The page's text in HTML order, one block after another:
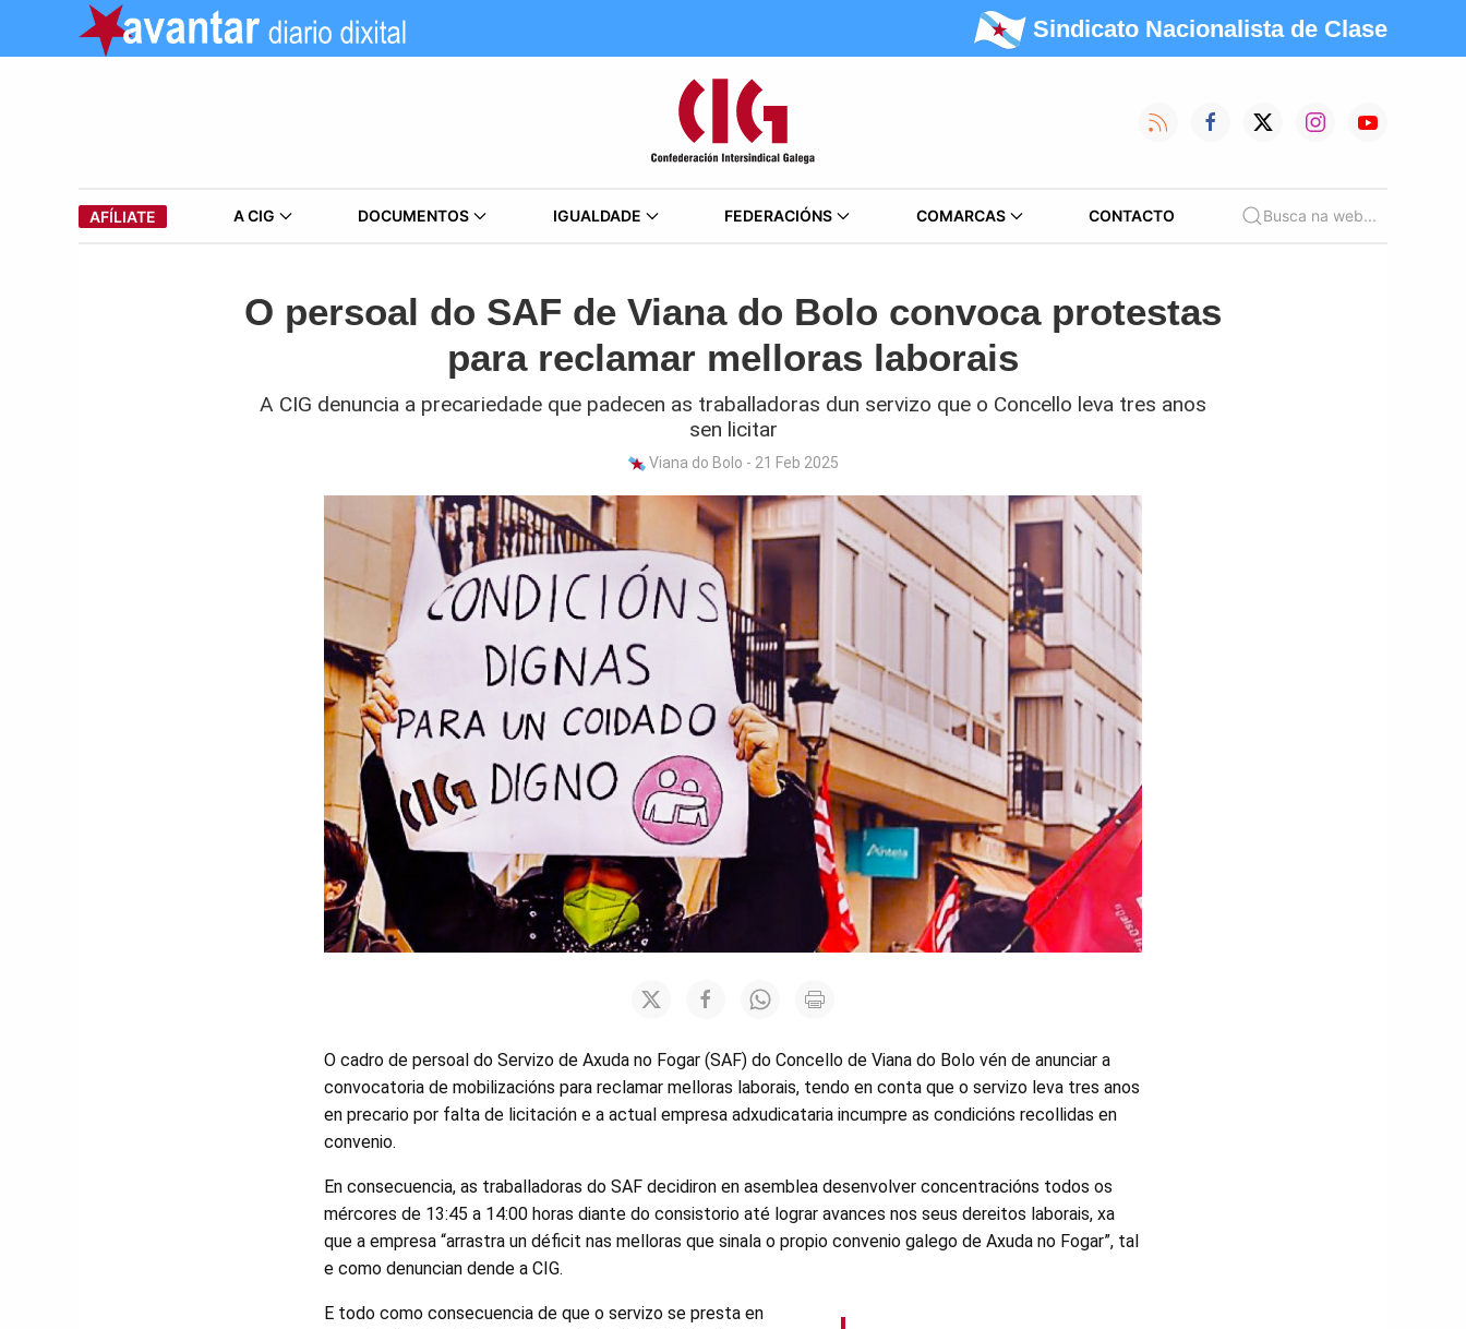
Sindicato Nacionalista de Clase
AFÍLIATE A CIG DOCUMENTOS IGUALDADE FEDERACIÓNS COMARCAS CONTACTO Busca na web...
O persoal do SAF de Viana do Bolo convoca protestas
para reclamar melloras laborais
A CIG denuncia a precariedade que padecen as traballadoras dun servizo que o Concello leva tres anos
sen licitar
Viana do Bolo - 21 Feb 2025
O cadro de persoal do Servizo de Axuda no Fogar (SAF) do Concello de Viana do Bolo vén de anunciar a
convocatoria de mobilizacións para reclamar melloras laborais, tendo en conta que o servizo leva tres anos
en precario por falta de licitación e a actual empresa adxudicataria incumpre as condicións recollidas en
convenio.
En consecuencia, as traballadoras do SAF decidiron en asemblea desenvolver concentracións todos os
mércores de 13:45 a 14:00 horas diante do consistorio até lograr avances nos seus dereitos laborais, xa
que a empresa “arrastra un déficit nas melloras que sinala o propio convenio galego de Axuda no Fogar”, tal
e como denuncian dende a CIG.
E todo como consecuencia de que o servizo se presta en